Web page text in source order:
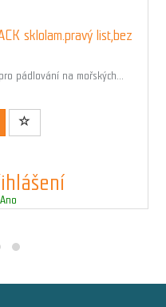
sklolam.pravý list,bez
pádlování na mořských...